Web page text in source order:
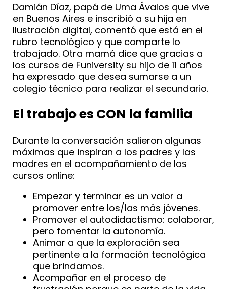
Damián Díaz, papá de Uma Ávalos que vive
en Buenos Aires e inscribió a su hija en
Ilustración digital, comentó que está en el
rubro tecnológico y que comparte lo
trabajado. Otra mamá dice que gracias a
los cursos de Funiversity su hijo de 11 años
ha expresado que desea sumarse a un
colegio técnico para realizar el secundario.
El trabajo es CON la familia
Durante la conversación salieron algunas
máximas que inspiran a los padres y las
madres en el acompañamiento de los
cursos online:
Empezar y terminar es un valor a
promover entre los/las más jóvenes.
Promover el autodidactismo: colaborar,
pero fomentar la autonomía.
Animar a que la exploración sea
pertinente a la formación tecnológica
que brindamos.
Acompañar en el proceso de